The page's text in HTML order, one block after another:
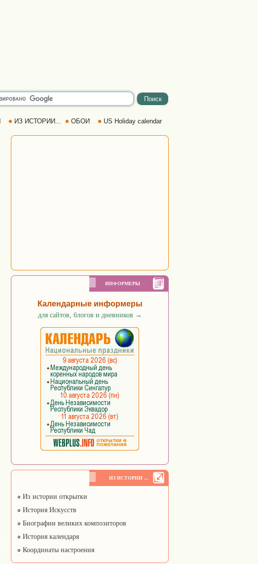
ИЗ ИСТОРИИ... ОБОИ US Holiday calendar
ИНФОРМЕРЫ
Календарные информеры
для сайтов, блогов и дневников →
ИЗ ИСТОРИИ ...
Из истории открытки
История Искусств
Биографии великих композиторов
История календаря
Координаты настроения